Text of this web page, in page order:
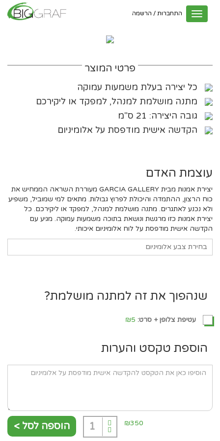
התחברות / הרשמהToggle
navigation
פרטי המוצר
כל יצירה בעלת משמעות עמוקה
מתנה מושלמת למנהל, למפקד או ליקירכם
גובה היצירה: 21 ס"מ
הקדשה אישית מודפסת על אלומיניום
עוצמת האדם
יצירת אמנות מבית GARCIA GALLERY מעוררת השראה הממחיש את
כוח הרצון, ההתמדה והיכולת לפרוץ גבולות. מתאים למי שמוביל, משפיע
ולא נכנע לאתגרים. מתנה מושלמת למנהל, למפקד או ליקירכם. כל
יצירת אמנות כזו מרגשת ונושאת בתוכה משמעות עמוקה. מגיע עם
הקדשה אישית מודפסת על לוח אלומיניום איכותי.
בחירת צבע אלומיניום
שנהפוך את זה למתנה מושלמת?
עטיפת צלופן + סרט: ₪5
הוספת טקסט והערות
₪350
1 הוספה לסל >